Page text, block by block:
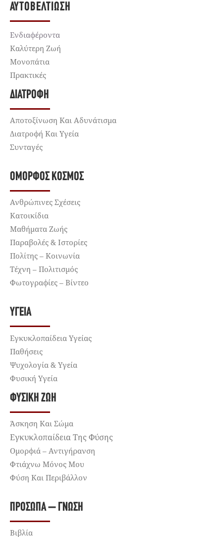
ΑΥΤΟΒΕΛΤΊΩΣΗ
Ενδιαφέροντα
Καλύτερη Ζωή
Μονοπάτια
Πρακτικές
ΔΙΑΤΡΟΦΉ
Αποτοξίνωση Και Αδυνάτισμα
Διατροφή Και Υγεία
Συνταγές
ΌΜΟΡΦΟΣ ΚΌΣΜΟΣ
Ανθρώπινες Σχέσεις
Κατοικίδια
Μαθήματα Ζωής
Παραβολές & Ιστορίες
Πολίτης – Κοινωνία
Τέχνη – Πολιτισμός
Φωτογραφίες – Βίντεο
ΥΓΕΊΑ
Εγκυκλοπαίδεια Υγείας
Παθήσεις
Ψυχολογία & Υγεία
Φυσική Υγεία
ΦΥΣΙΚΉ ΖΩΉ
Άσκηση Και Σώμα
Εγκυκλοπαίδεια Της Φύσης
Ομορφιά – Αντιγήρανση
Φτιάχνω Μόνος Μου
Φύση Και Περιβάλλον
ΠΡΌΣΩΠΑ – ΓΝΏΣΗ
Βιβλία